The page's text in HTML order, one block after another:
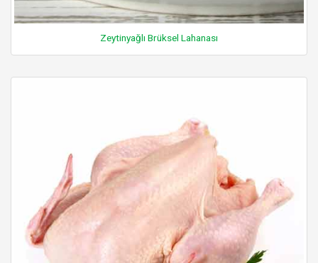
Zeytinyağlı Brüksel Lahanası